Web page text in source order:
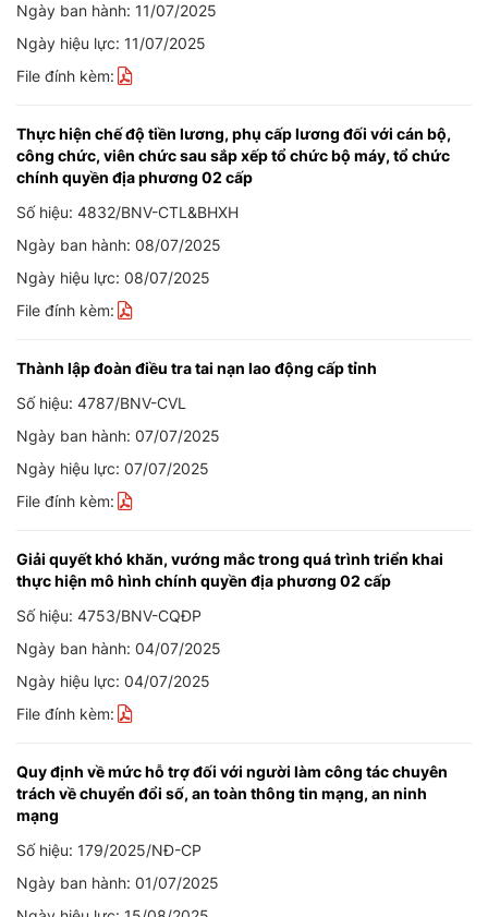
Ngày ban hành: 11/07/2025
Ngày hiệu lực: 11/07/2025
File đính kèm:
Thực hiện chế độ tiền lương, phụ cấp lương đối với cán bộ,
công chức, viên chức sau sắp xếp tổ chức bộ máy, tổ chức
chính quyền địa phương 02 cấp
Số hiệu: 4832/BNV-CTL&BHXH
Ngày ban hành: 08/07/2025
Ngày hiệu lực: 08/07/2025
File đính kèm:
Thành lập đoàn điều tra tai nạn lao động cấp tỉnh
Số hiệu: 4787/BNV-CVL
Ngày ban hành: 07/07/2025
Ngày hiệu lực: 07/07/2025
File đính kèm:
Giải quyết khó khăn, vướng mắc trong quá trình triển khai
thực hiện mô hình chính quyền địa phương 02 cấp
Số hiệu: 4753/BNV-CQĐP
Ngày ban hành: 04/07/2025
Ngày hiệu lực: 04/07/2025
File đính kèm:
Quy định về mức hỗ trợ đối với người làm công tác chuyên
trách về chuyển đổi số, an toàn thông tin mạng, an ninh
mạng
Số hiệu: 179/2025/NĐ-CP
Ngày ban hành: 01/07/2025